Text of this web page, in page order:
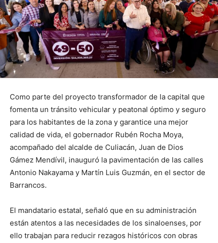
Como parte del proyecto transformador de la capital que
fomenta un tránsito vehicular y peatonal óptimo y seguro
para los habitantes de la zona y garantice una mejor
calidad de vida, el gobernador Rubén Rocha Moya,
acompañado del alcalde de Culiacán, Juan de Dios
Gámez Mendívil, inauguró la pavimentación de las calles
Antonio Nakayama y Martín Luis Guzmán, en el sector de
Barrancos.
El mandatario estatal, señaló que en su administración
están atentos a las necesidades de los sinaloenses, por
ello trabajan para reducir rezagos históricos con obras